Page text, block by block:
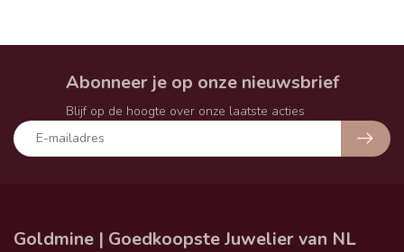
Abonneer je op onze nieuwsbrief
Blijf op de hoogte over onze laatste acties
Goldmine | Goedkoopste Juwelier van NL